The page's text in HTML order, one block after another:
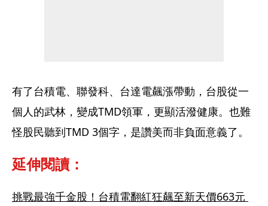
有了台積電、聯發科、台達電飆漲帶動，台股從一
個人的武林，變成TMD領軍，更顯活潑健康。也難
怪股民聽到TMD 3個字，是讚美而非負面意義了。
延伸閱讀：
挑戰最強千金股！台積電翻紅狂飆至新天價663元